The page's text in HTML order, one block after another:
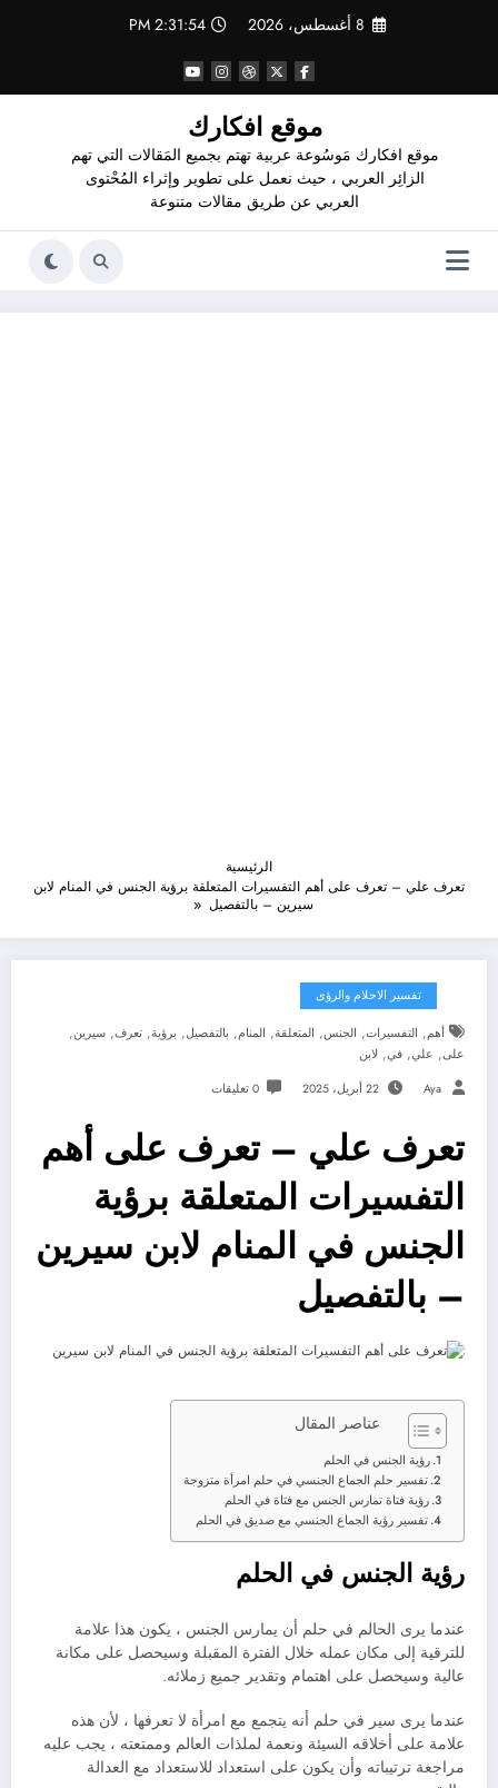
8 أغسطس، 2026 2:31:55 PM
موقع افكارك
موقع افكارك مَوسُوعة عربية تهتم بجميع المَقالات التي تهم
الزائِر العربي ، حيث نعمل على تطوير وإثراء المُحْتوى
العربي عن طريق مقالات متنوعة
الرئيسية
تعرف علي – تعرف على أهم التفسيرات المتعلقة برؤية الجنس في المنام لابن
سيرين – بالتفصيل
تفسير الاحلام والرؤى
أهم, التفسيرات, الجنس, المتعلقة, المنام, بالتفصيل, برؤية, تعرف, سيرين,
على, علي, في, لابن
Aya 22 أبريل، 2025 0 تعليقات
تعرف علي – تعرف على أهم
التفسيرات المتعلقة برؤية
الجنس في المنام لابن سيرين
– بالتفصيل
عناصر المقال
رؤية الجنس في الحلم
تفسير حلم الجماع الجنسي في حلم امرأة متزوجة
رؤية فتاة تمارس الجنس مع فتاة في الحلم
تفسير رؤية الجماع الجنسي مع صديق في الحلم
رؤية الجنس في الحلم
عندما يرى الحالم في حلم أن يمارس الجنس ، يكون هذا علامة
للترقية إلى مكان عمله خلال الفترة المقبلة وسيحصل على مكانة
عالية وسيحصل على اهتمام وتقدير جميع زملائه.
عندما يرى سير في حلم أنه يتجمع مع امرأة لا تعرفها ، لأن هذه
علامة على أخلاقه السيئة ونعمة لملذات العالم وممتعته ، يجب عليه
مراجعة ترتيباته وأن يكون على استعداد للاستعداد مع العدالة